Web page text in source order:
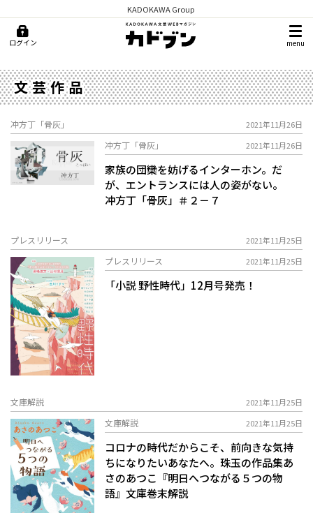
KADOKAWA Group
ログイン menu
文芸作品
冲方丁「骨灰」 2021年11月26日
冲方丁「骨灰」 2021年11月26日
家族の団欒を妨げるインターホン。だ
が、エントランスには人の姿がない。
冲方丁「骨灰」＃２－７
プレスリリース 2021年11月25日
プレスリリース 2021年11月25日
「小説 野性時代」12月号発売！
文庫解説 2021年11月25日
文庫解説 2021年11月25日
コロナの時代だからこそ、前向きな気持
ちになりたいあなたへ。珠玉の作品集――あ
さのあつこ『明日へつながる５つの物
語』文庫巻末解説